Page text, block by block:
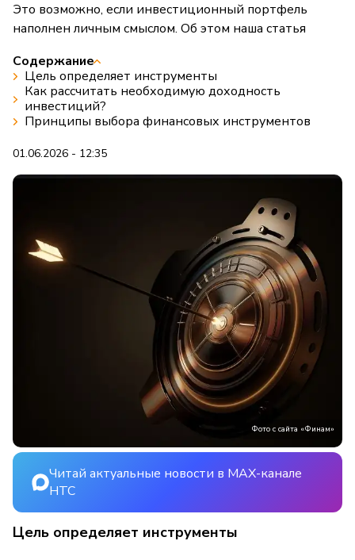
Это возможно, если инвестиционный портфель
наполнен личным смыслом. Об этом наша статья
Содержание
Цель определяет инструменты
Как рассчитать необходимую доходность
инвестиций?
Принципы выбора финансовых инструментов
01.06.2026 - 12:35
Фото с сайта «Финам»
Читай актуальные новости в MAX-канале
НТС
Цель определяет инструменты